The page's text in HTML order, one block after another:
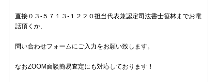
直接０３-５７１３-１２２０担当代表兼認定司法書士笹林までお電
話頂くか、
問い合わせフォームにご入力をお願い致します。
なおZOOM面談簡易査定にも対応しております！